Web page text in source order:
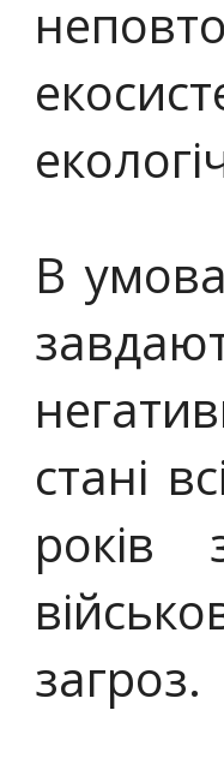
В
стані
років
загроз.